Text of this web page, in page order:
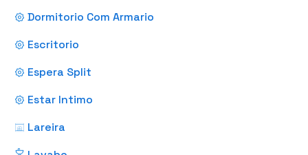
Dormitorio Com Armario
Escritorio
Espera Split
Estar Intimo
Lareira